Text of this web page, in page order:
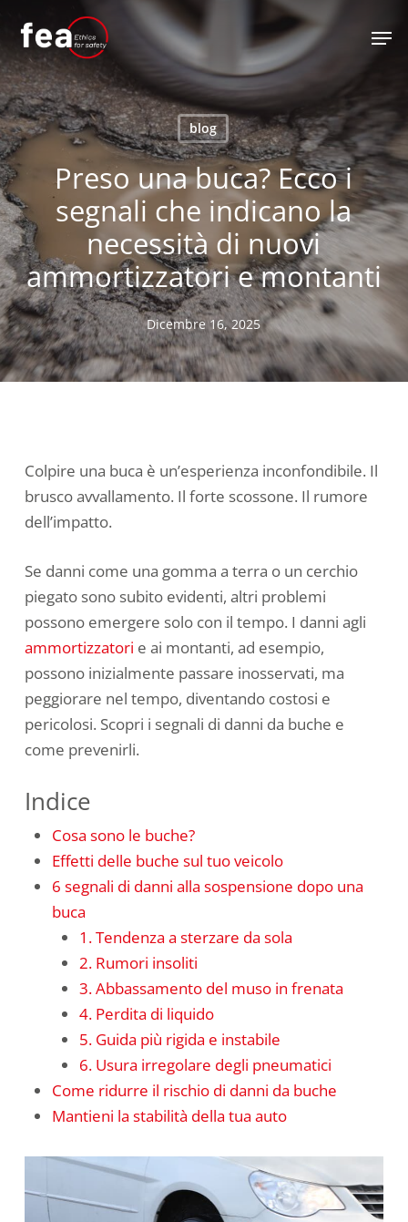
main
content
blog
Preso una buca? Ecco i
segnali che indicano la
necessità di nuovi
ammortizzatori e montanti
Dicembre 16, 2025
Colpire una buca è un’esperienza inconfondibile. Il
brusco avvallamento. Il forte scossone. Il rumore
dell’impatto.
Se danni come una gomma a terra o un cerchio
piegato sono subito evidenti, altri problemi
possono emergere solo con il tempo. I danni agli
ammortizzatori e ai montanti, ad esempio,
possono inizialmente passare inosservati, ma
peggiorare nel tempo, diventando costosi e
pericolosi. Scopri i segnali di danni da buche e
come prevenirli.
Indice
Cosa sono le buche?
Effetti delle buche sul tuo veicolo
6 segnali di danni alla sospensione dopo una
buca
1. Tendenza a sterzare da sola
2. Rumori insoliti
3. Abbassamento del muso in frenata
4. Perdita di liquido
5. Guida più rigida e instabile
6. Usura irregolare degli pneumatici
Come ridurre il rischio di danni da buche
Mantieni la stabilità della tua auto